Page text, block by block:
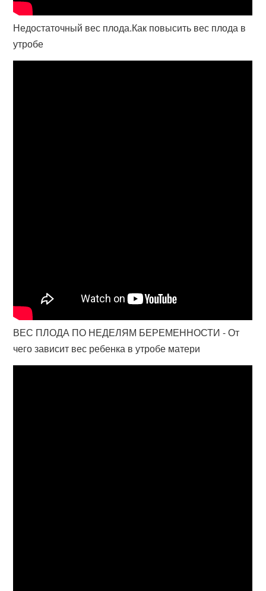
Недостаточный вес плода.Как повысить вес плода в
утробе
ВЕС ПЛОДА ПО НЕДЕЛЯМ БЕРЕМЕННОСТИ - От
чего зависит вес ребенка в утробе матери